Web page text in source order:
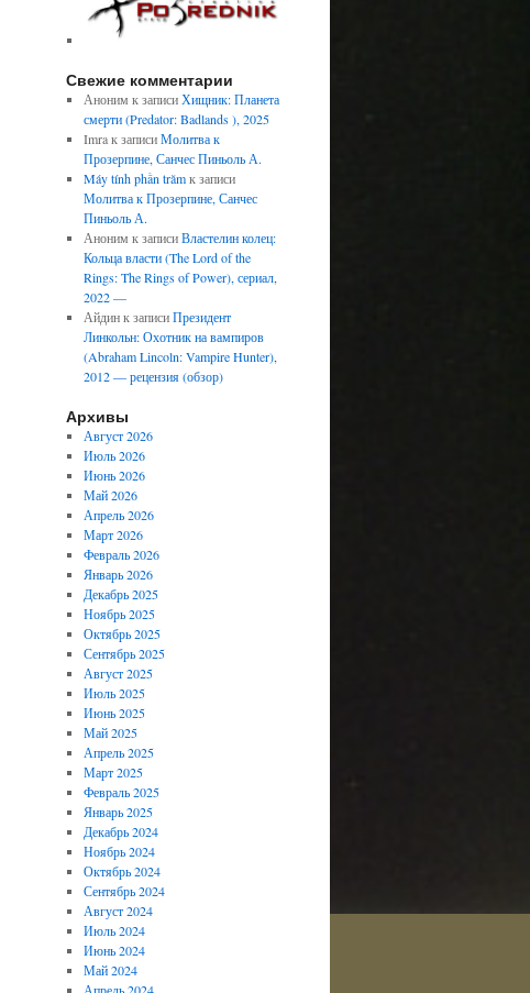
Свежие комментарии
Аноним к записиХищник: Планета
смерти (Predator: Badlands ), 2025
Imraк записиМолитва к
Прозерпине, Санчес Пиньоль А.
Máy tính phần trămк записи
Молитва к Прозерпине, Санчес
Пиньоль А.
Аноним к записиВластелин колец:
Кольца власти (The Lord of the
Rings: The Rings of Power), сериал,
2022 —
Айдинк записиПрезидент
Линкольн: Охотник на вампиров
(Abraham Lincoln: Vampire Hunter),
2012 — рецензия (обзор)
Архивы
Август 2026
Июль 2026
Июнь 2026
Май 2026
Апрель 2026
Март 2026
Февраль 2026
Январь 2026
Декабрь 2025
Ноябрь 2025
Октябрь 2025
Сентябрь 2025
Август 2025
Июль 2025
Июнь 2025
Май 2025
Апрель 2025
Март 2025
Февраль 2025
Январь 2025
Декабрь 2024
Ноябрь 2024
Октябрь 2024
Сентябрь 2024
Август 2024
Июль 2024
Июнь 2024
Май 2024
Апрель 2024